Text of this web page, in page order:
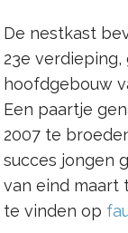
De nestkast
23e
hoofdgebouw
Een paartje
2007 te
succes jongen
van eind maart
te vinden op